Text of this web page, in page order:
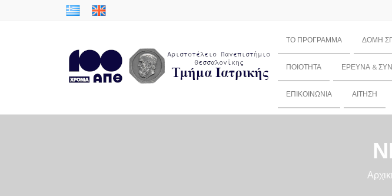
ΤΟ ΠΡΌΓΡΑΜΜΑ ΔΟΜΉ
ΠΟΙΌΤΗΤΑ ΈΡΕΥΝΑ &
ΕΠΙΚΟΙΝΩΝΊΑ ΑΊΤΗΣΗ